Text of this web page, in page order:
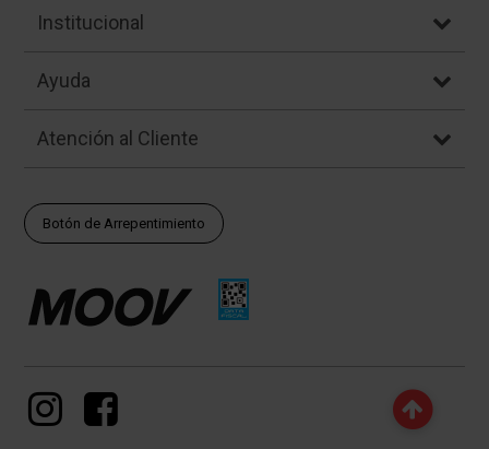
Institucional
Ayuda
Atención al Cliente
Botón de Arrepentimiento